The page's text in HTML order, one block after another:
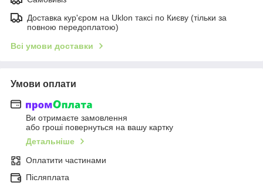
Доставка кур'єром на Uklon таксі по Києву (тільки за
повною передоплатою)
Всі умови доставки
Умови оплати
Ви отримаєте замовлення
або гроші повернуться на вашу картку
Детальніше
Оплатити частинами
Післяплата